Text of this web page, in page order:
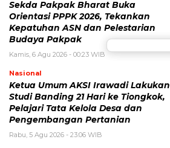
Sekda Pakpak Bharat Buka
Orientasi PPPK 2026, Tekankan
Kepatuhan ASN dan Pelestarian
Budaya Pakpak
Kamis, 6 Agu 2026 - 00:23 WIB
Nasional
Ketua Umum AKSI Irawadi Lakukan
Studi Banding 21 Hari ke Tiongkok,
Pelajari Tata Kelola Desa dan
Pengembangan Pertanian
Rabu, 5 Agu 2026 - 23:06 WIB